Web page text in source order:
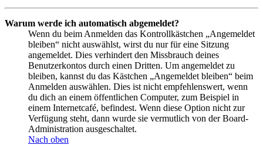
Warum werde ich automatisch abgemeldet?
Wenn du beim Anmelden das Kontrollkästchen „Angemeldet
bleiben“ nicht auswählst, wirst du nur für eine Sitzung
angemeldet. Dies verhindert den Missbrauch deines
Benutzerkontos durch einen Dritten. Um angemeldet zu
bleiben, kannst du das Kästchen „Angemeldet bleiben“ beim
Anmelden auswählen. Dies ist nicht empfehlenswert, wenn
du dich an einem öffentlichen Computer, zum Beispiel in
einem Internetcafé, befindest. Wenn diese Option nicht zur
Verfügung steht, dann wurde sie vermutlich von der Board-
Administration ausgeschaltet.
Nach oben